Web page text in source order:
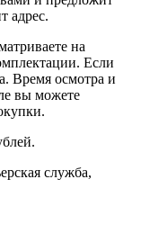
адрес.
на
Если
Время осмотра и
вы можете
служба,